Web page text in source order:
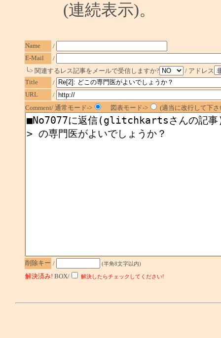
(連続表示)。
Name
/
E-Mail
/
└> 関連するレス記事をメールで受信しますか?
/ アドレス
Title
/
URL
/
Comment/ 通常モード->
図表モード-> (適当に改行して下
削除キー / (半角8文字以内)
解決済み! BOX/ 解決したらチェックしてください!